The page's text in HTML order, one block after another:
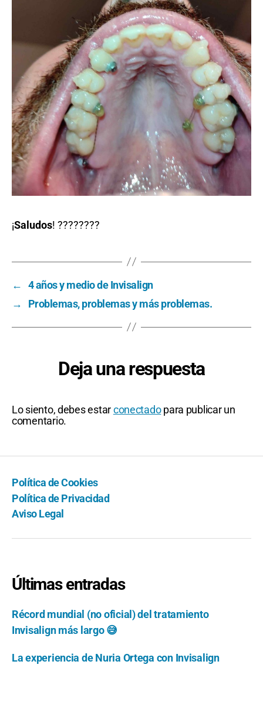
¡Saludos! ????????
←
4 años y medio de Invisalign
→
Problemas, problemas y más problemas.
Deja una respuesta
Lo siento, debes estarconectadopara publicar un
comentario.
Política de Cookies
Política de Privacidad
Aviso Legal
Últimas entradas
Récord mundial (no oficial) del tratamiento
Invisalign más largo 😅
La experiencia de Nuria Ortega con Invisalign